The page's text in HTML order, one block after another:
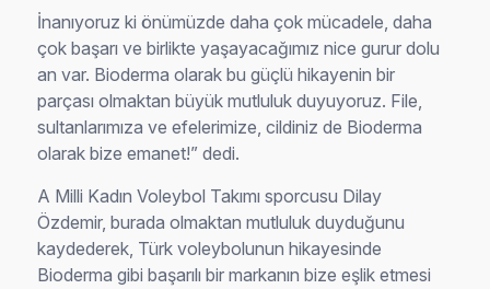
İnanıyoruz ki önümüzde daha çok mücadele, daha
çok başarı ve birlikte yaşayacağımız nice gurur dolu
an var. Bioderma olarak bu güçlü hikayenin bir
parçası olmaktan büyük mutluluk duyuyoruz. File,
sultanlarımıza ve efelerimize, cildiniz de Bioderma
olarak bize emanet!” dedi.
A Milli Kadın Voleybol Takımı sporcusu Dilay
Özdemir, burada olmaktan mutluluk duyduğunu
kaydederek, Türk voleybolunun hikayesinde
Bioderma gibi başarılı bir markanın bize eşlik etmesi